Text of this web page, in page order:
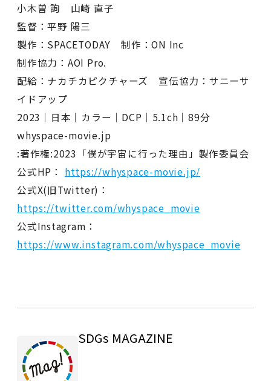
小木曽 詢 山崎 直子
監督：平野 陽三
製作：SPACETODAY 制作：ON Inc
制作協力：AOI Pro.
配給：ナカチカピクチャーズ 宣伝協力：サニーサ
イドアップ
2023｜日本｜カラー｜DCP｜5.1ch｜89分
whyspace-movie.jp
:著作権:2023「僕が宇宙に行った理由」製作委員会
公式HP： https://whyspace-movie.jp/
公式X(旧Twitter)：
https://twitter.com/whyspace_movie
公式Instagram：
https://www.instagram.com/whyspace_movie
SDGs MAGAZINE